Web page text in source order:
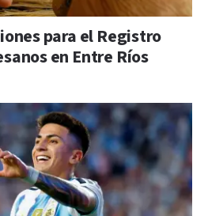
para el Registro
en Entre Ríos